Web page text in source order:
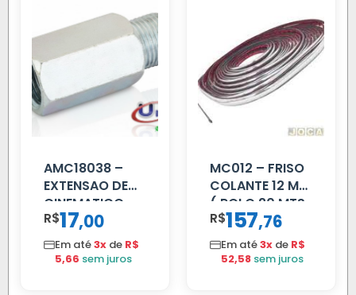
AMC18038 –
EXTENSAO DE
CINEMATICO
40MM
R$17,00
Em até3x de R$
5,66 sem juros
MC012 – FRISO
COLANTE 12 MM
( ROLO 20 MTS
)
R$157,76
Em até3x de R$
52,58 sem juros